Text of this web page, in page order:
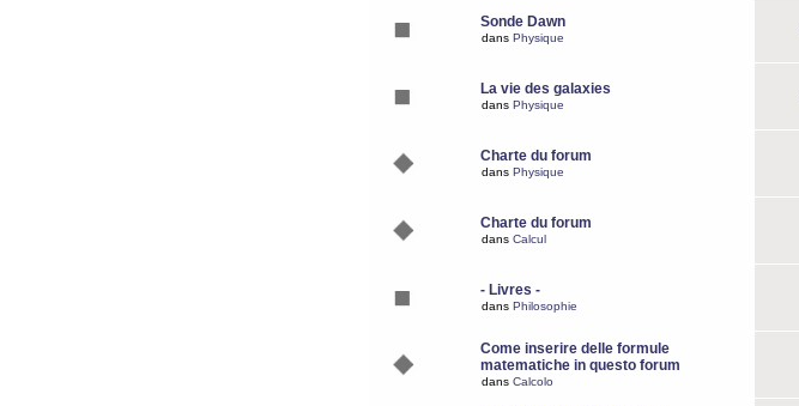
Sonde Dawn
dans Physique
La vie des galaxies
dans Physique
Charte du forum
dans Physique
Charte du forum
dans Calcul
- Livres -
dans Philosophie
Come inserire delle formule
matematiche in questo forum
dans Calcolo